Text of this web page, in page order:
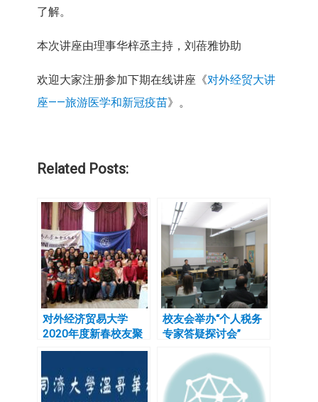
了解。
本次讲座由理事华梓丞主持，刘蓓雅协助
欢迎大家注册参加下期在线讲座《对外经贸大讲
座——旅游医学和新冠疫苗》。
Related Posts:
对外经济贸易大学
2020年度新春校友聚
会
校友会举办“个人税务
专家答疑探讨会”